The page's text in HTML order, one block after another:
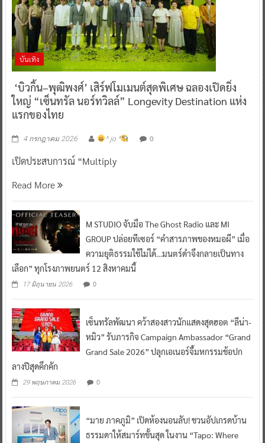
บันเทิง
‘บิวกิ้น–พุฒิพงศ์’ เสิร์ฟโมเมนต์สุดพิเศษ ฉลองเปิดยิ่ง
ใหญ่ “เซ็นทรัล นอร์ทวิลล์” Longevity Destination แห่ง
แรกของไทย
4 กรกฎาคม 2026 ^ jo ^ 0
เปิดประสบการณ์ “Multiply
Read More
M STUDIO จับมือ The Ghost Radio และ MI
GROUP ปล่อยทีเซอร์ “คำสารภาพของหมอผี” เมื่อ
ความยุติธรรมใช้ไม่ได้…มนตร์ดำจึงกลายเป็นทาง
เลือก” ทุกโรงภาพยนตร์ 12 สิงหาคมนี้
17 มิถุนายน 2026 0
เซ็นทรัลพัฒนา คว้าสองสาวนักแสดงสุดฮอต “ลีน่า-
หมิว” รับภารกิจ Campaign Ambassador “Grand
Grand Sale 2026” ปลุกเอเนอร์จี้มหกรรมช้อปก
ลางปีสุดคึกคัก
29 พฤษภาคม 2026 0
“มาย ภาคภูมิ” เปิดห้องนอนลับ! ชวนอัปเกรดบ้าน
ธรรมดาให้สมาร์ทขั้นสุด ในงาน “Tapo: Where